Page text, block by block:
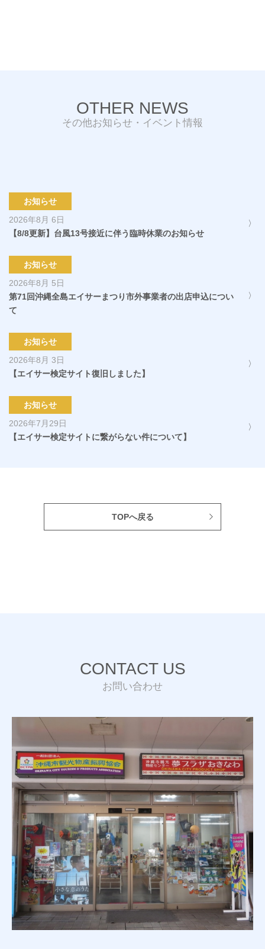
OTHER NEWS
その他お知らせ・イベント情報
お知らせ
2026年8月 6日
【8/8更新】台風13号接近に伴う臨時休業のお知らせ
お知らせ
2026年8月 5日
第71回沖縄全島エイサーまつり市外事業者の出店申込につい
て
お知らせ
2026年8月 3日
【エイサー検定サイト復旧しました】
お知らせ
2026年7月29日
【エイサー検定サイトに繋がらない件について】
TOPへ戻る
CONTACT US
お問い合わせ